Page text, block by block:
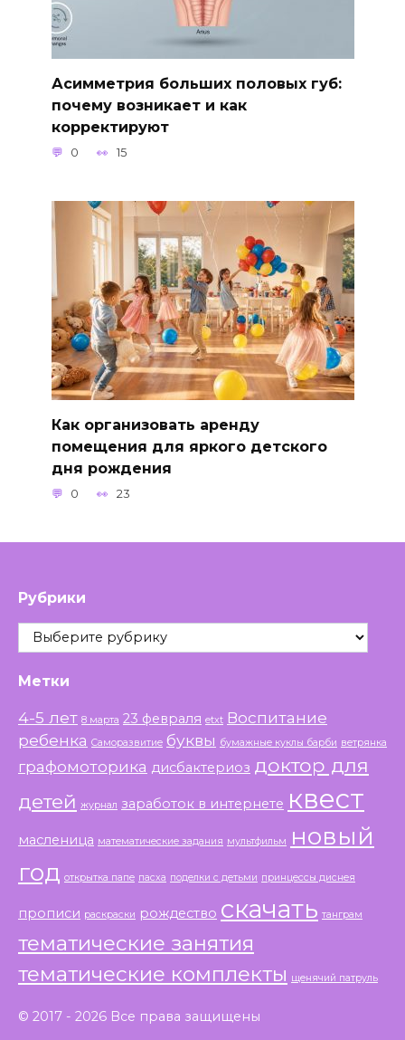
Асимметрия больших половых губ:
почему возникает и как
корректируют
0 15
Как организовать аренду
помещения для яркого детского
дня рождения
0 23
Рубрики
Рубрики
Метки
4-5 лет 8 марта 23 февраля etxt Воспитание
ребенка Саморазвитие буквы бумажные куклы барби ветрянка
графомоторика дисбактериоз доктор для
детей журнал заработок в интернете квест
масленица математические задания мультфильм
новый
год открытка папе пасха поделки с детьми принцессы диснея
прописи раскраски рождество скачать танграм
тематические занятия
тематические комплекты щенячий патруль
© 2017 - 2026 Все права защищены